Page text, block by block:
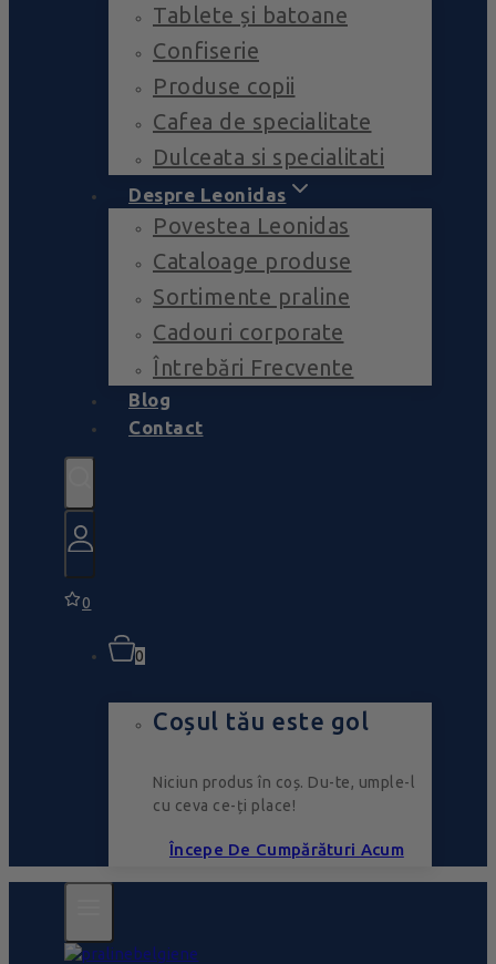
Tablete și batoane
Confiserie
Produse copii
Cafea de specialitate
Dulceata si specialitati
Despre Leonidas
Povestea Leonidas
Cataloage produse
Sortimente praline
Cadouri corporate
Întrebări Frecvente
Blog
Contact
0
0
Coșul tău este gol
Niciun produs în coș. Du-te, umple-l
cu ceva ce-ți place!
Începe De Cumpărături Acum